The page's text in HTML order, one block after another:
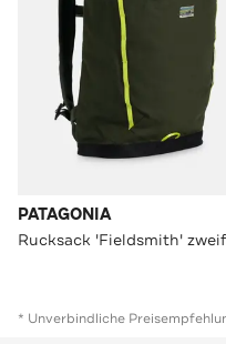
PATAGONIA
* Unverbindliche